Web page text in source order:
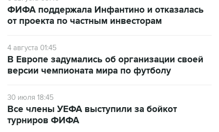
ФИФА поддержала Инфантино и отказалась
от проекта по частным инвесторам
4 августа 01:45
В Европе задумались об организации своей
версии чемпионата мира по футболу
30 июля 18:45
Все члены УЕФА выступили за бойкот
турниров ФИФА